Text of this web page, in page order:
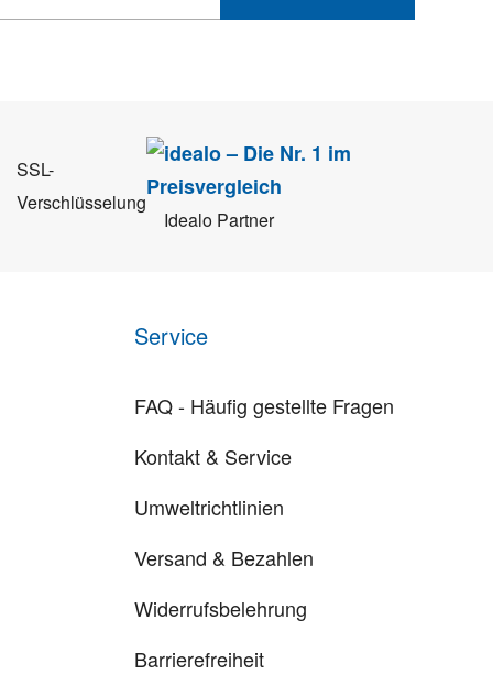
SSL-
Verschlüsselung
Idealo Partner
Service
FAQ - Häufig gestellte Fragen
Kontakt & Service
Umweltrichtlinien
Versand & Bezahlen
Widerrufsbelehrung
Barrierefreiheit